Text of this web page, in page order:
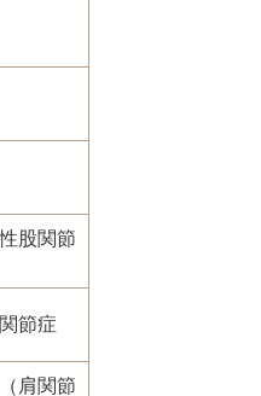
股関節
節症
肩関節